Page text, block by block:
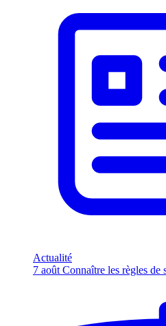
Actualité
7 août Connaître les règles de